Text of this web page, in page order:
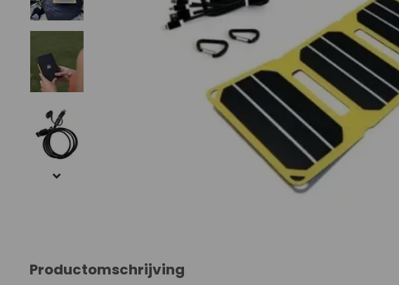
Productomschrijving